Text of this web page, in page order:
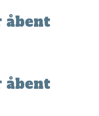
åbent
åbent